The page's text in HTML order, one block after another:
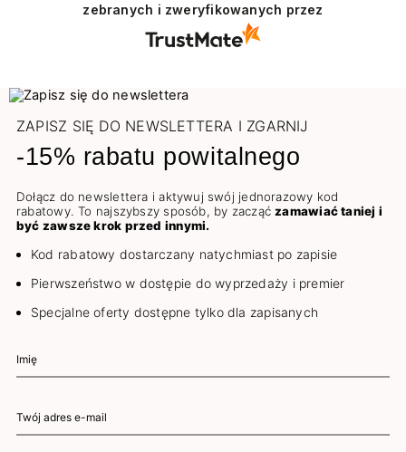
zebranych i zweryfikowanych przez
ZAPISZ SIĘ DO NEWSLETTERA I ZGARNIJ
-15% rabatu powitalnego
Dołącz do newslettera i aktywuj swój jednorazowy kod
rabatowy. To najszybszy sposób, by zacząćzamawiać taniej i
być zawsze krok przed innymi.
Kod rabatowy dostarczany natychmiast po zapisie
Pierwszeństwo w dostępie do wyprzedaży i premier
Specjalne oferty dostępne tylko dla zapisanych